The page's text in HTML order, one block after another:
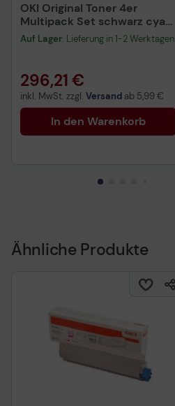
OKI Original Toner 4er
Multipack Set schwarz cyan
magenta gelb (09006260
09006261 09006262
Auf Lager: Lieferung in 1-2 Werktagen
296,21 €
inkl. MwSt. zzgl. Versand ab 5,99 €
In den Warenkorb
Ähnliche Produkte